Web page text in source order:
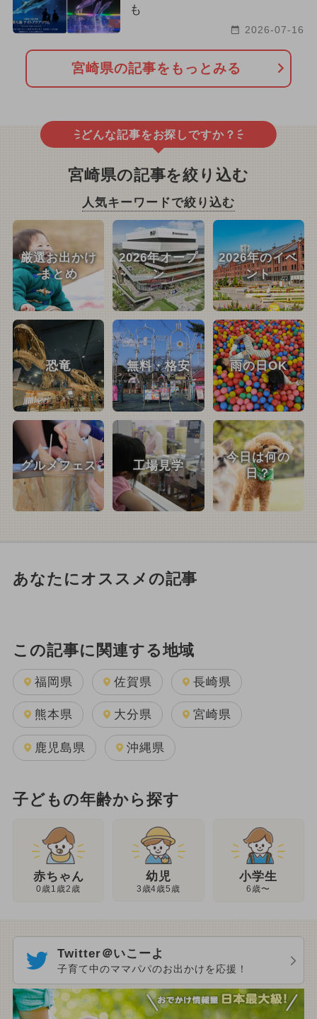
も
2026-07-16
宮崎県の記事をもっとみる
どんな記事をお探しですか？
宮崎県の記事を絞り込む
人気キーワードで絞り込む
厳選お出かけ
まとめ
2026年オープ
ン
2026年のイベ
ント
恐竜 無料・格安 雨の日OK
グルメフェス 工場見学
今日は何の
日？
あなたにオススメの記事
この記事に関連する地域
福岡県 佐賀県 長崎県
熊本県 大分県 宮崎県
鹿児島県 沖縄県
子どもの年齢から探す
赤ちゃん
0歳1歳2歳
幼児
3歳4歳5歳
小学生
6歳〜
Twitter＠いこーよ
子育て中のママパパのお出かけを応援！